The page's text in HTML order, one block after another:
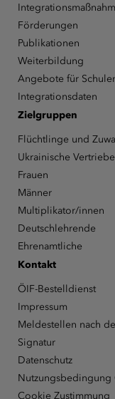
Förderungen
Publikationen
Weiterbildung
Angebote für
Integrationsdaten
Zielgruppen
Flüchtlinge und
Ukrainische
Frauen
Männer
Multiplikator/innen
Deutschlehrende
Ehrenamtliche
Kontakt
ÖIF-Bestelldienst
Impressum
Meldestellen nach
Signatur
Datenschutz
Nutzungsbedingung
Cookie Zustimmung